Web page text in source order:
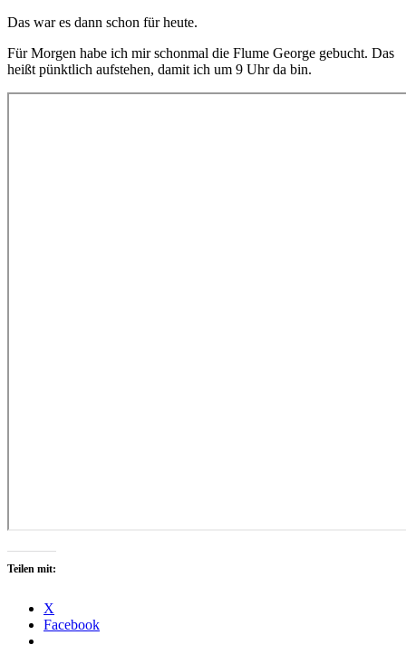
Das war es dann schon für heute.
Für Morgen habe ich mir schonmal die Flume George gebucht. Das
heißt pünktlich aufstehen, damit ich um 9 Uhr da bin.
Teilen mit:
X
Facebook